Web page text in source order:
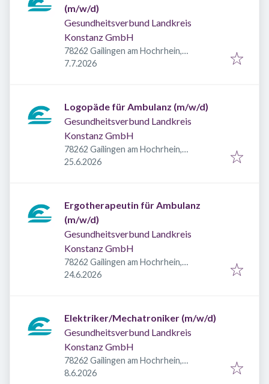
(m/w/d)
Gesundheitsverbund Landkreis
Konstanz GmbH
78262 Gailingen am Hochrhein,
Deutschland
Veröffentlicht
7.7.2026
Logopäde für Ambulanz (m/w/d)
Gesundheitsverbund Landkreis
Konstanz GmbH
78262 Gailingen am Hochrhein,
Deutschland
Veröffentlicht
25.6.2026
Ergotherapeutin für Ambulanz
(m/w/d)
Gesundheitsverbund Landkreis
Konstanz GmbH
78262 Gailingen am Hochrhein,
Deutschland
Veröffentlicht
24.6.2026
Elektriker/Mechatroniker (m/w/d)
Gesundheitsverbund Landkreis
Konstanz GmbH
78262 Gailingen am Hochrhein,
Deutschland
Veröffentlicht
8.6.2026